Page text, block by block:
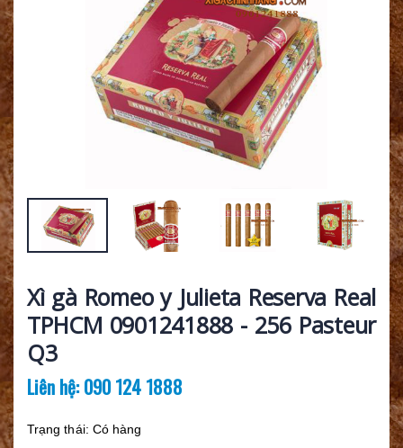
Xì gà Romeo y Julieta Reserva Real
TPHCM 0901241888 - 256 Pasteur
Q3
Liên hệ: 090 124 1888
Trạng thái: Có hàng